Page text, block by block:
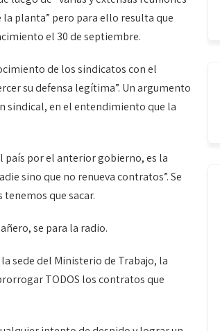
planta” pero para ello resulta que
el 30 de septiembre.
de los sindicatos con el
su defensa legítima”. Un argumento
sindical, en el entendimiento que la
por el anterior gobierno, es la
sino que no renueva contratos”. Se
que sacar.
se para la radio.
sede del Ministerio de Trabajo, la
TODOS los contratos que